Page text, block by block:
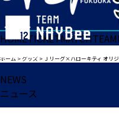
HOMETICKETMATCHTEAM
ホーム >グッズ > Ｊリーグ×ハローキティ オリ
NEWS
ニュース